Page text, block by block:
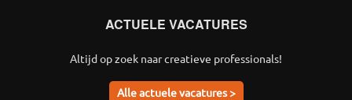
ACTUELE VACATURES
Altijd op zoek naar creatieve professionals!
Alle actuele vacatures >